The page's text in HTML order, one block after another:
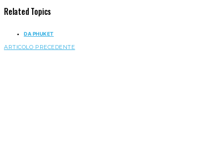
Related Topics
DA PHUKET
ARTICOLO PRECEDENTE